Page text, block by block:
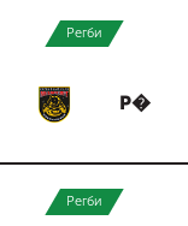
Регби
Р�
Регби